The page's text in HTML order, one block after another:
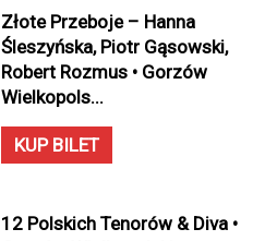
Złote Przeboje – Hanna
Śleszyńska, Piotr Gąsowski,
Robert Rozmus • Gorzów
Wielkopols...
KUP BILET
12 Polskich Tenorów & Diva •